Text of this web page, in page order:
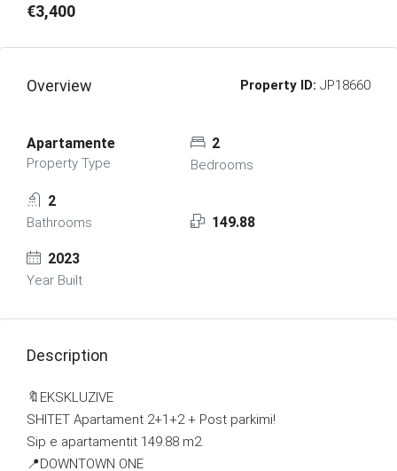
€3,400
Overview Property ID: JP18660
Apartamente
Property Type
2
Bedrooms
2
Bathrooms 149.88
2023
Year Built
Description
🔖EKSKLUZIVE
SHITET Apartament 2+1+2 + Post parkimi!
Sip e apartamentit 149.88 m2.
📍DOWNTOWN ONE